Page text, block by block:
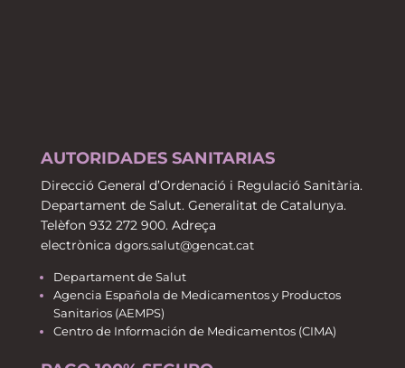
AUTORIDADES SANITARIAS
Direcció General d’Ordenació i Regulació Sanitària.
Departament de Salut. Generalitat de Catalunya.
Telèfon 932 272 900. Adreça
electrònica dgors.salut@gencat.cat
Departament de Salut
Agencia Española de Medicamentos y Productos
Sanitarios (AEMPS)
Centro de Información de Medicamentos (CIMA)